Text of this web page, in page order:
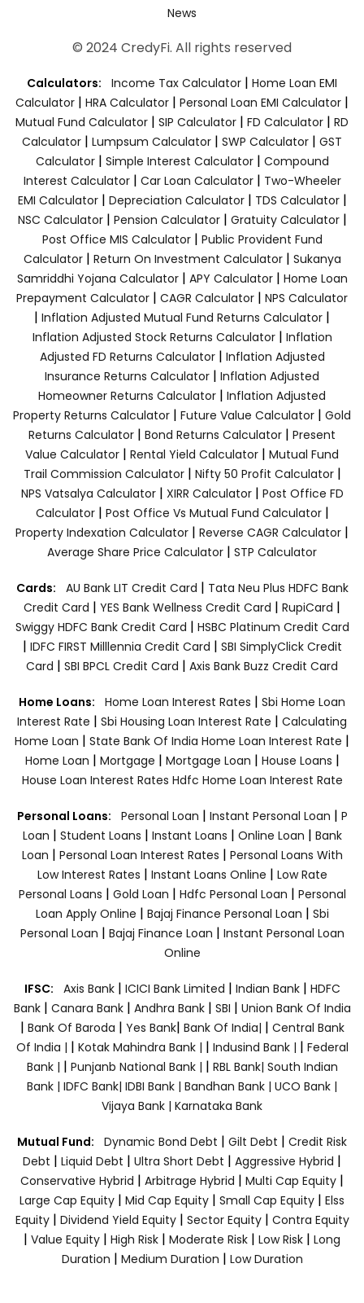
News
© 2024 CredyFi. All rights reserved
Calculators: Income Tax Calculator | Home Loan EMI
Calculator | HRA Calculator | Personal Loan EMI Calculator |
Mutual Fund Calculator | SIP Calculator | FD Calculator | RD
Calculator | Lumpsum Calculator | SWP Calculator | GST
Calculator| Simple Interest Calculator| Compound
Interest Calculator| Car Loan Calculator| Two-Wheeler
EMI Calculator| Depreciation Calculator| TDS Calculator|
NSC Calculator| Pension Calculator| Gratuity Calculator|
Post Office MIS Calculator| Public Provident Fund
Calculator| Return On Investment Calculator| Sukanya
Samriddhi Yojana Calculator| APY Calculator| Home Loan
Prepayment Calculator | CAGR Calculator | NPS Calculator
| Inflation Adjusted Mutual Fund Returns Calculator |
Inflation Adjusted Stock Returns Calculator| Inflation
Adjusted FD Returns Calculator| Inflation Adjusted
Insurance Returns Calculator | Inflation Adjusted
Homeowner Returns Calculator | Inflation Adjusted
Property Returns Calculator | Future Value Calculator | Gold
Returns Calculator | Bond Returns Calculator | Present
Value Calculator | Rental Yield Calculator | Mutual Fund
Trail Commission Calculator| Nifty 50 Profit Calculator|
NPS Vatsalya Calculator| XIRR Calculator| Post Office FD
Calculator| Post Office Vs Mutual Fund Calculator|
Property Indexation Calculator | Reverse CAGR Calculator |
Average Share Price Calculator | STP Calculator
Cards: AU Bank LIT Credit Card | Tata Neu Plus HDFC Bank
Credit Card | YES Bank Wellness Credit Card | RupiCard |
Swiggy HDFC Bank Credit Card | HSBC Platinum Credit Card
| IDFC FIRST Milllennia Credit Card | SBI SimplyClick Credit
Card | SBI BPCL Credit Card | Axis Bank Buzz Credit Card
Home Loans: Home Loan Interest Rates | Sbi Home Loan
Interest Rate | Sbi Housing Loan Interest Rate | Calculating
Home Loan | State Bank Of India Home Loan Interest Rate |
Home Loan | Mortgage | Mortgage Loan | House Loans |
House Loan Interest Rates Hdfc Home Loan Interest Rate
Personal Loans: Personal Loan | Instant Personal Loan | P
Loan | Student Loans | Instant Loans | Online Loan | Bank
Loan | Personal Loan Interest Rates | Personal Loans With
Low Interest Rates | Instant Loans Online | Low Rate
Personal Loans | Gold Loan | Hdfc Personal Loan | Personal
Loan Apply Online | Bajaj Finance Personal Loan | Sbi
Personal Loan | Bajaj Finance Loan | Instant Personal Loan
Online
IFSC: Axis Bank | ICICI Bank Limited | Indian Bank | HDFC
Bank| Canara Bank | Andhra Bank| SBI | Union Bank Of India
| Bank Of Baroda | Yes Bank| Bank Of India| | Central Bank
Of India | | Kotak Mahindra Bank | | Indusind Bank | | Federal
Bank | | Punjanb National Bank | | RBL Bank| South Indian
Bank | IDFC Bank| IDBI Bank | Bandhan Bank | UCO Bank |
Vijaya Bank | Karnataka Bank
Mutual Fund: Dynamic Bond Debt | Gilt Debt | Credit Risk
Debt | Liquid Debt | Ultra Short Debt | Aggressive Hybrid |
Conservative Hybrid | Arbitrage Hybrid | Multi Cap Equity |
Large Cap Equity | Mid Cap Equity | Small Cap Equity | Elss
Equity| Dividend Yield Equity| Sector Equity | Contra Equity
| Value Equity | High Risk | Moderate Risk | Low Risk | Long
Duration | Medium Duration | Low Duration